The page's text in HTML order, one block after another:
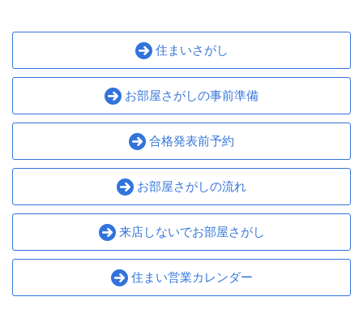
住まいさがし
お部屋さがしの事前準備
合格発表前予約
お部屋さがしの流れ
来店しないでお部屋さがし
住まい営業カレンダー